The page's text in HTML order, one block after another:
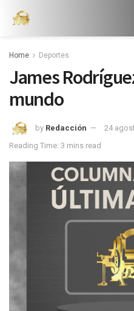
Home Deportes
James
mundo
by Redacción
24
Reading Time: 3 mins read